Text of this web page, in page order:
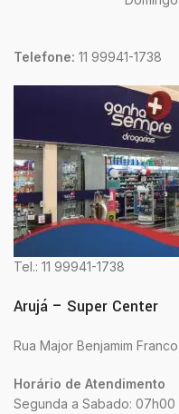
Telefone: 11 99941-1738
Tel.: 11 99941-1738
Arujá – Super Center
Rua Major Benjamim
Horário de Atendimento
Segunda a Sabado: 07h00